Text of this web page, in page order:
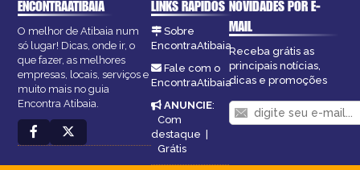
ENCONTRAATIBAIA
O melhor de Atibaia num
só lugar! Dicas, onde ir, o
que fazer, as melhores
empresas, locais, serviços e
muito mais no guia
Encontra Atibaia.
LINKS RÁPIDOS
Sobre
EncontraAtibaia
Fale com o
EncontraAtibaia
ANUNCIE:
Com
destaque
Grátis
NOVIDADES POR E-
MAIL
Receba grátis as
principais notícias,
dicas e promoções